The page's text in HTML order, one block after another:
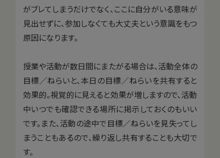
がブレてしまうだけでなく、ここに自分がいる意味が
見出せずに、参加しなくても大丈夫という意識をもつ
原因になります。
授業や活動が数日間にまたがる場合は、活動全体の
目標／ねらいと、本日の目標／ねらいを共有すると
効果的。視覚的に見えると効果が増しますので、活動
中いつでも確認できる場所に掲示しておくのもいい
です。また、活動の途中で目標／ねらいを見失ってし
まうこともあるので、繰り返し共有することも大切で
す。